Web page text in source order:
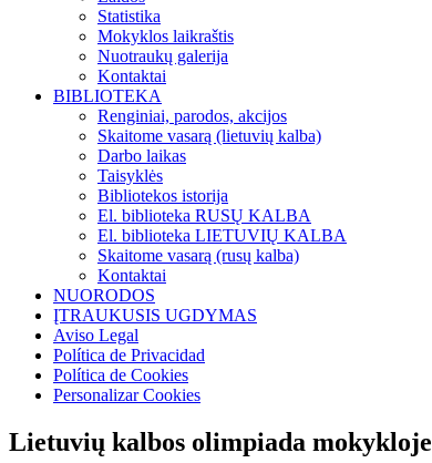
Statistika
Mokyklos laikraštis
Nuotraukų galerija
Kontaktai
BIBLIOTEKA
Renginiai, parodos, akcijos
Skaitome vasarą (lietuvių kalba)
Darbo laikas
Taisyklės
Bibliotekos istorija
El. biblioteka RUSŲ KALBA
El. biblioteka LIETUVIŲ KALBA
Skaitome vasarą (rusų kalba)
Kontaktai
NUORODOS
ĮTRAUKUSIS UGDYMAS
Aviso Legal
Política de Privacidad
Política de Cookies
Personalizar Cookies
Lietuvių kalbos olimpiada mokykloje